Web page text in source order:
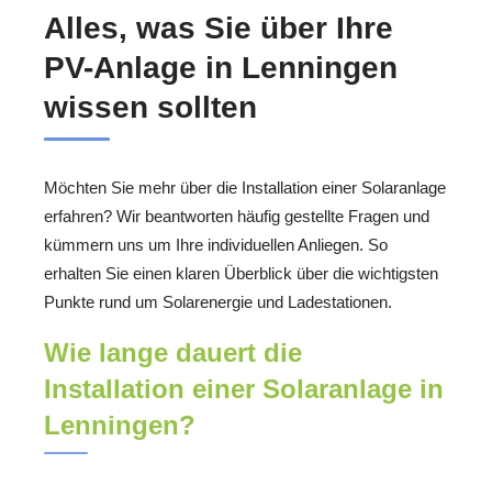
Alles, was Sie über Ihre
PV-Anlage in Lenningen
wissen sollten
Möchten Sie mehr über die Installation einer Solaranlage
erfahren? Wir beantworten häufig gestellte Fragen und
kümmern uns um Ihre individuellen Anliegen. So
erhalten Sie einen klaren Überblick über die wichtigsten
Punkte rund um Solarenergie und Ladestationen.
Wie lange dauert die
Installation einer Solaranlage in
Lenningen?